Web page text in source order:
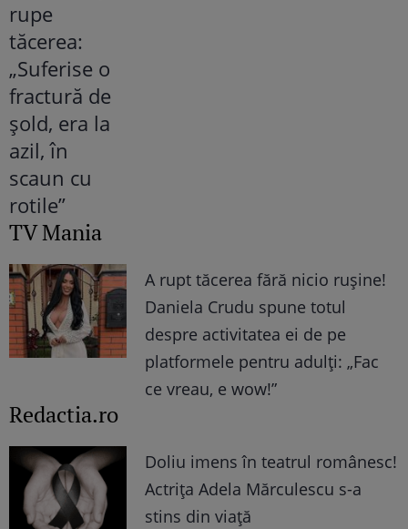
TV Mania
A rupt tăcerea fără nicio rușine!
Daniela Crudu spune totul
despre activitatea ei de pe
platformele pentru adulți: „Fac
ce vreau, e wow!”
Redactia.ro
Doliu imens în teatrul românesc!
Actrița Adela Mărculescu s-a
stins din viață